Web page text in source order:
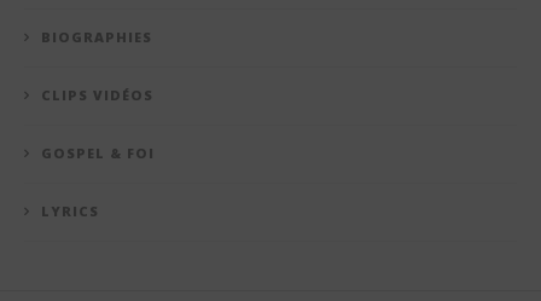
BIOGRAPHIES
CLIPS VIDÉOS
GOSPEL & FOI
LYRICS